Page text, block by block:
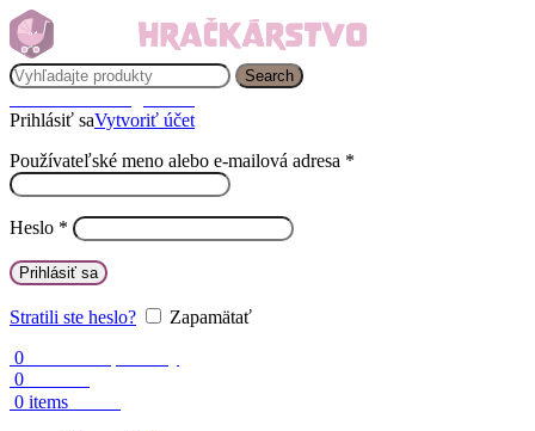
Search
Prihlásiť saVytvoriť účet
Používateľské meno alebo e-mailová adresa *
Heslo *
Prihlásiť sa
Stratili ste heslo?
Zapamätať
0
0
0 items